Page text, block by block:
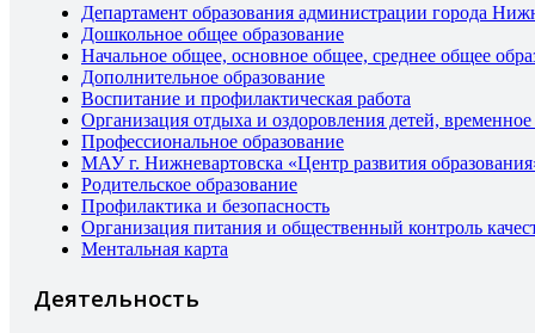
Департамент образования администрации города
Дошкольное общее образование
Начальное общее, основное общее, среднее общее
Дополнительное образование
Воспитание и профилактическая работа
Организация отдыха и оздоровления детей,
Профессиональное образование
МАУ г. Нижневартовска «Центр развития
Родительское образование
Профилактика и безопасность
Организация питания и общественный контроль
Ментальная карта
Деятельность